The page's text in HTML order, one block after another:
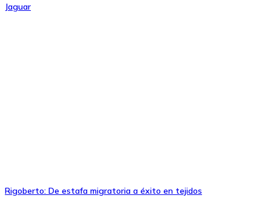
Jaguar
Rigoberto: De estafa migratoria a éxito en tejidos